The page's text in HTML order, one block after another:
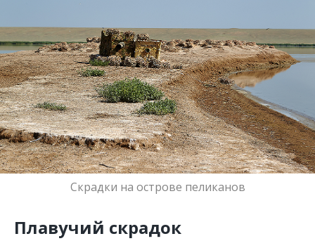
Скрадки на острове пеликанов
Плавучий скрадок